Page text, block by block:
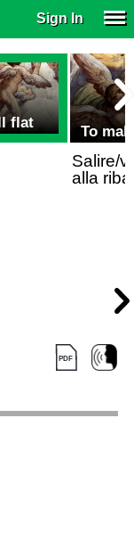
Sign In
flat To
Salire/
alla